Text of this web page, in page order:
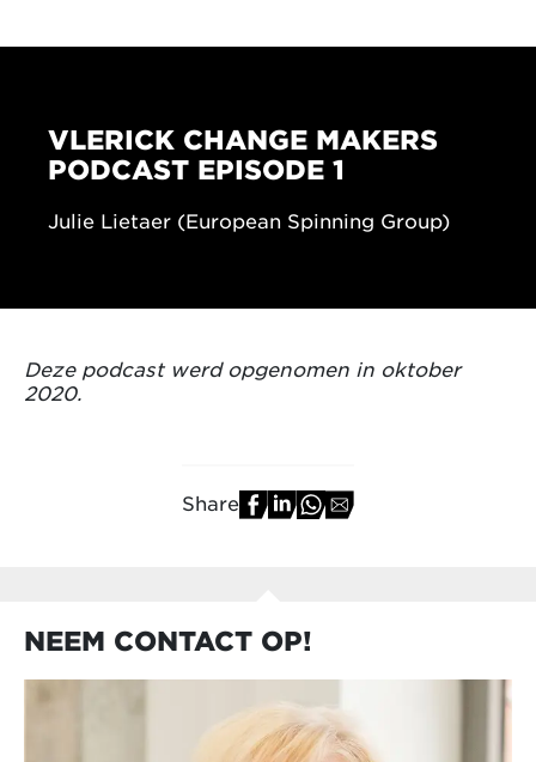
VLERICK CHANGE MAKERS
PODCAST EPISODE 1
Julie Lietaer (European Spinning Group)
Deze podcast werd opgenomen in oktober
2020.
Share
NEEM CONTACT OP!